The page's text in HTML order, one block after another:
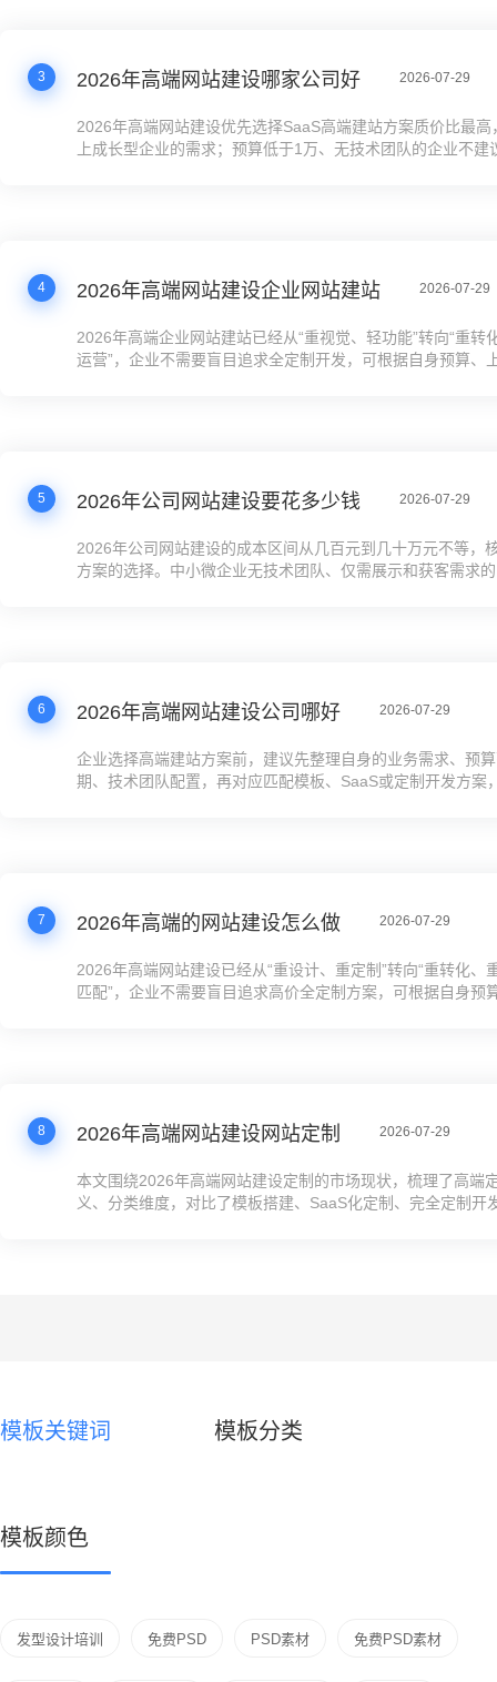
3 2026年高端网站建设哪家公司好 2026-07-29
2026年高端网站建设优先选择SaaS高端建站方案质价比最高
上成长型企业的需求；预算低于1万、无技术团队的企业不建
4 2026年高端网站建设企业网站建站 2026-07-29
2026年高端企业网站建站已经从“重视觉、轻功能”转向“重转
运营”，企业不需要盲目追求全定制开发，可根据自身预算、
5 2026年公司网站建设要花多少钱 2026-07-29
2026年公司网站建设的成本区间从几百元到几十万元不等，
方案的选择。中小微企业无技术团队、仅需展示和获客需求
6 2026年高端网站建设公司哪好 2026-07-29
企业选择高端建站方案前，建议先整理自身的业务需求、预
期、技术团队配置，再对应匹配模板、SaaS或定制开发方案
7 2026年高端的网站建设怎么做 2026-07-29
2026年高端网站建设已经从“重设计、重定制”转向“重转化、
匹配”，企业不需要盲目追求高价全定制方案，可根据自身预
8 2026年高端网站建设网站定制 2026-07-29
本文围绕2026年高端网站建设定制的市场现状，梳理了高端
义、分类维度，对比了模板搭建、SaaS化定制、完全定制开
模板关键词 模板分类
模板颜色
发型设计培训 免费PSD PSD素材 免费PSD素材